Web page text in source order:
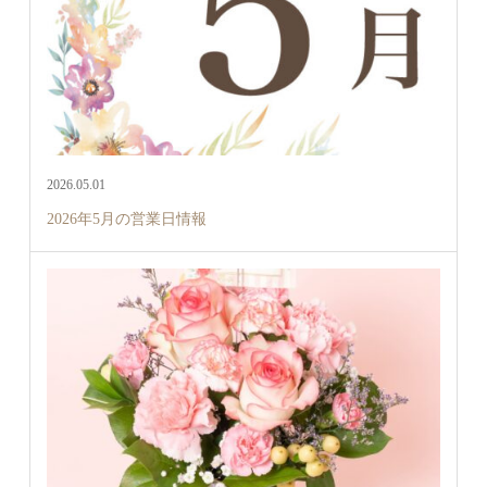
2026.05.01
2026年5月の営業日情報